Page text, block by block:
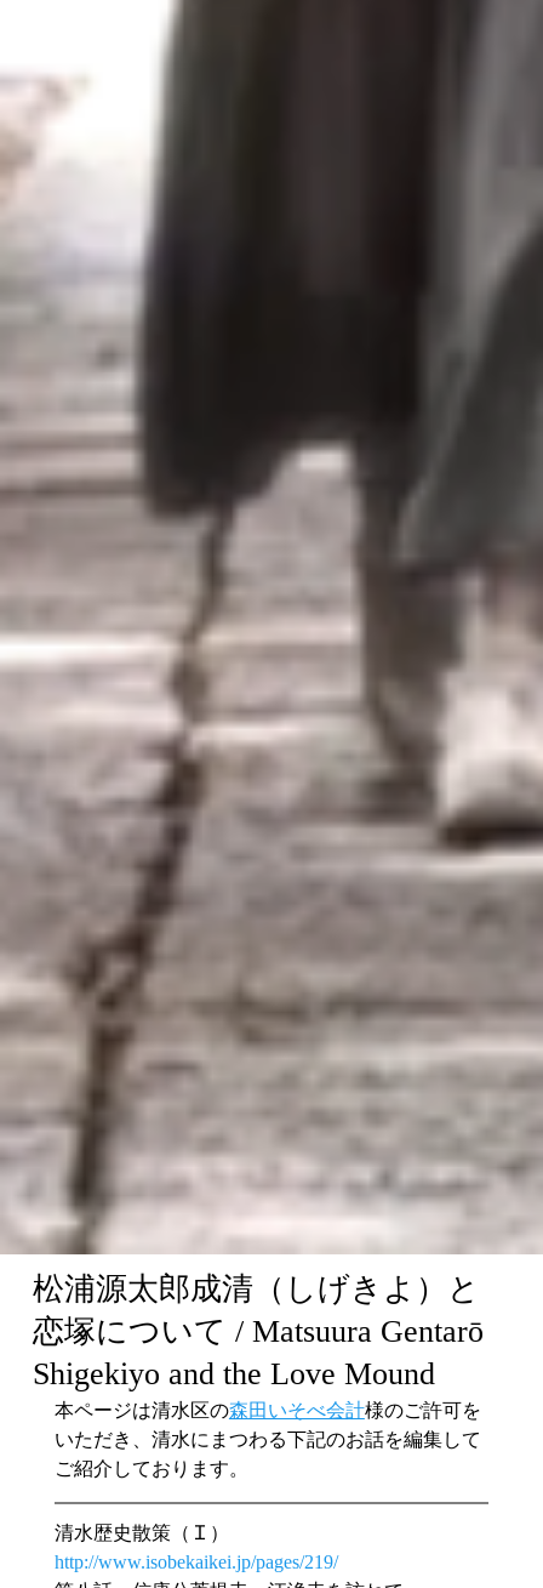
松浦源太郎成清（しげきよ）と
恋塚について / Matsuura Gentarō
Shigekiyo and the Love Mound
本ページは清水区の森田いそべ会計様のご許可を
いただき、清水にまつわる下記のお話を編集して
ご紹介しております。
清水歴史散策（Ｉ）
http://www.isobekaikei.jp/pages/219/